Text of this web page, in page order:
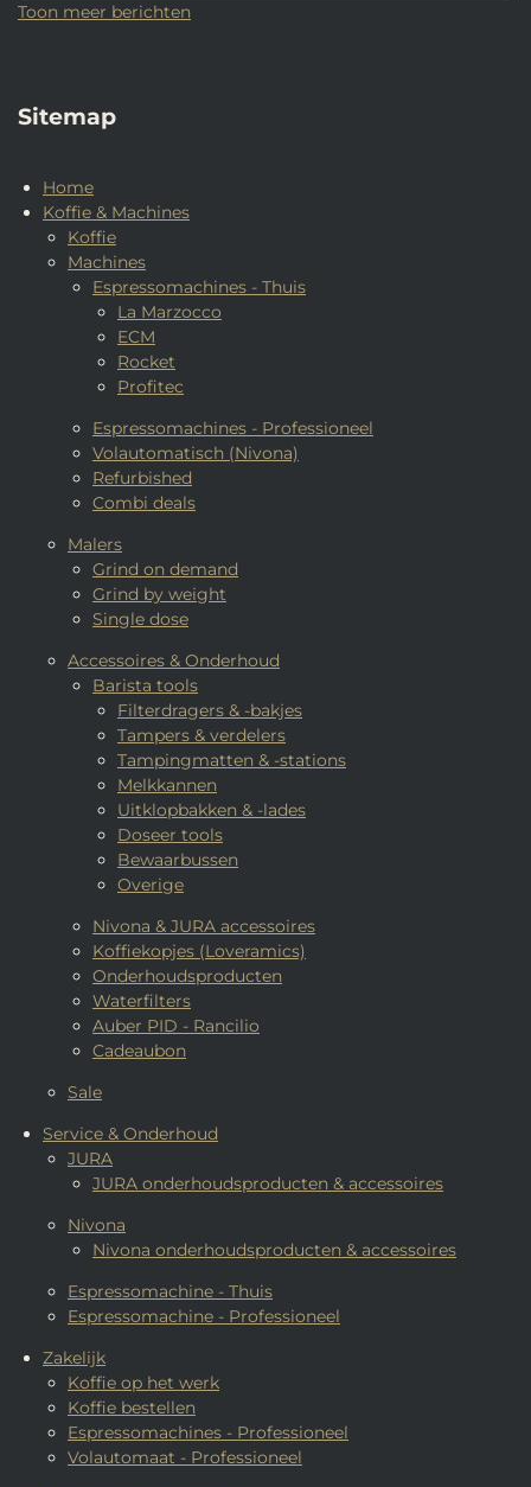
Toon meer berichten
Sitemap
Home
Koffie & Machines
Koffie
Machines
Espressomachines - Thuis
La Marzocco
ECM
Rocket
Profitec
Espressomachines - Professioneel
Volautomatisch (Nivona)
Refurbished
Combi deals
Malers
Grind on demand
Grind by weight
Single dose
Accessoires & Onderhoud
Barista tools
Filterdragers & -bakjes
Tampers & verdelers
Tampingmatten & -stations
Melkkannen
Uitklopbakken & -lades
Doseer tools
Bewaarbussen
Overige
Nivona & JURA accessoires
Koffiekopjes (Loveramics)
Onderhoudsproducten
Waterfilters
Auber PID - Rancilio
Cadeaubon
Sale
Service & Onderhoud
JURA
JURA onderhoudsproducten & accessoires
Nivona
Nivona onderhoudsproducten & accessoires
Espressomachine - Thuis
Espressomachine - Professioneel
Zakelijk
Koffie op het werk
Koffie bestellen
Espressomachines - Professioneel
Volautomaat - Professioneel